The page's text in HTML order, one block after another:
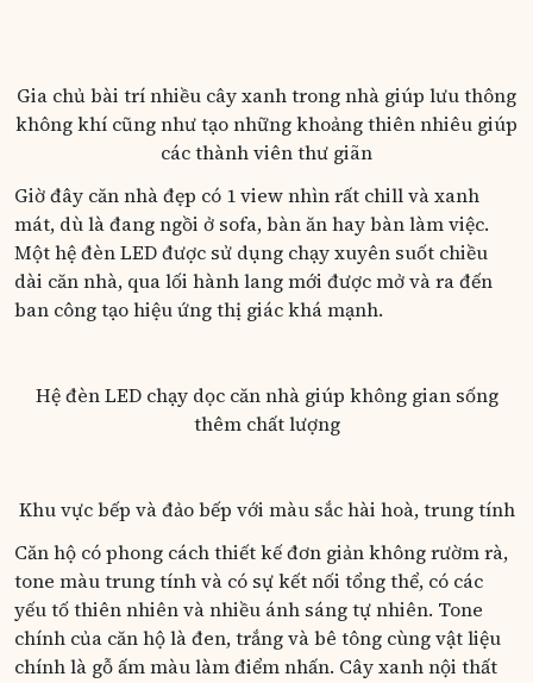
Gia chủ bài trí nhiều cây xanh trong nhà giúp lưu thông
không khí cũng như tạo những khoảng thiên nhiêu giúp
các thành viên thư giãn
Giờ đây căn nhà đẹp có 1 view nhìn rất chill và xanh
mát, dù là đang ngồi ở sofa, bàn ăn hay bàn làm việc.
Một hệ đèn LED được sử dụng chạy xuyên suốt chiều
dài căn nhà, qua lối hành lang mới được mở và ra đến
ban công tạo hiệu ứng thị giác khá mạnh.
Hệ đèn LED chạy dọc căn nhà giúp không gian sống
thêm chất lượng
Khu vực bếp và đảo bếp với màu sắc hài hoà, trung tính
Căn hộ có phong cách thiết kế đơn giản không rườm rà,
tone màu trung tính và có sự kết nối tổng thể, có các
yếu tố thiên nhiên và nhiều ánh sáng tự nhiên. Tone
chính của căn hộ là đen, trắng và bê tông cùng vật liệu
chính là gỗ ấm màu làm điểm nhấn. Cây xanh nội thất